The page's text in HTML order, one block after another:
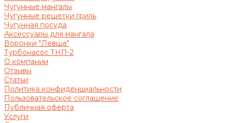
Чугунные мангалы
Чугунные решетки гриль
Чугунная посуда
Аксессуары для мангала
Воронки "Левша"
Турбонасос ТНП-2
О компании
Отзывы
Статьи
Политика конфиденциальности
Пользовательское соглашение
Публичная оферта
Услуги